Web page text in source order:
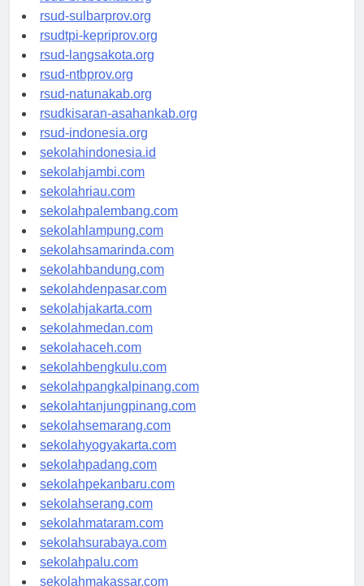
rsud-brebeskab.org
rsud-sulbarprov.org
rsudtpi-kepriprov.org
rsud-langsakota.org
rsud-ntbprov.org
rsud-natunakab.org
rsudkisaran-asahankab.org
rsud-indonesia.org
sekolahindonesia.id
sekolahjambi.com
sekolahriau.com
sekolahpalembang.com
sekolahlampung.com
sekolahsamarinda.com
sekolahbandung.com
sekolahdenpasar.com
sekolahjakarta.com
sekolahmedan.com
sekolahaceh.com
sekolahbengkulu.com
sekolahpangkalpinang.com
sekolahtanjungpinang.com
sekolahsemarang.com
sekolahyogyakarta.com
sekolahpadang.com
sekolahpekanbaru.com
sekolahserang.com
sekolahmataram.com
sekolahsurabaya.com
sekolahpalu.com